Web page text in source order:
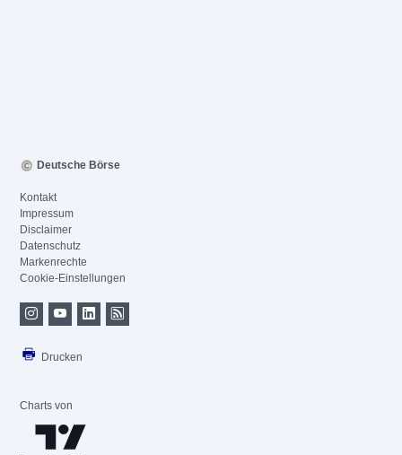
Deutsche Börse
Kontakt
Impressum
Disclaimer
Datenschutz
Markenrechte
Cookie-Einstellungen
Drucken
Charts von